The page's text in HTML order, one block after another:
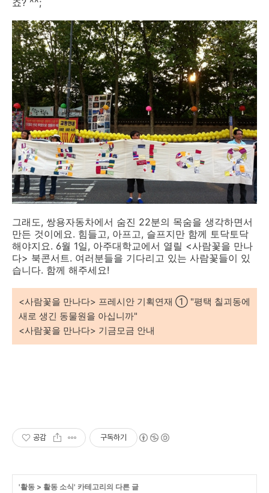
죠? ^^;
그래도, 쌍용자동차에서 숨진 22분의 목숨을 생각하면서
만든 것이에요. 힘들고, 아프고, 슬프지만 함께 토닥토닥
해야지요. 6월 1일, 아주대학교에서 열릴 <사람꽃을 만나
다> 북콘서트. 여러분들을 기다리고 있는 사람꽃들이 있
습니다. 함께 해주세요!
<사람꽃을 만나다> 프레시안 기획연재 ① "평택 칠괴동에
새로 생긴 동물원을 아십니까"
<사람꽃을 만나다> 기금모금 안내
공감 구독하기
'활동 > 활동 소식' 카테고리의 다른 글